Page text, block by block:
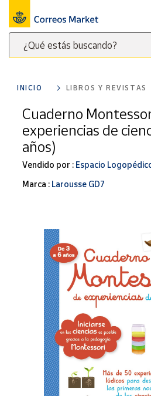
¿Qué estás buscando?
clave
para
buscar
productos
Correos
Menú
Nuestro
catálogo
Alimentación
Bebidas
Ocio y cultura
Juguetes y
juegos
Libros y
Tienda de
Artesanía
Papelería
Para Canarias,
Ceuta y Melilla
populares
INICIO LIBROS Y REVISTAS
Cuaderno
experiencias de
años)
Vendido por : Espacio
Marca : Larousse GD7